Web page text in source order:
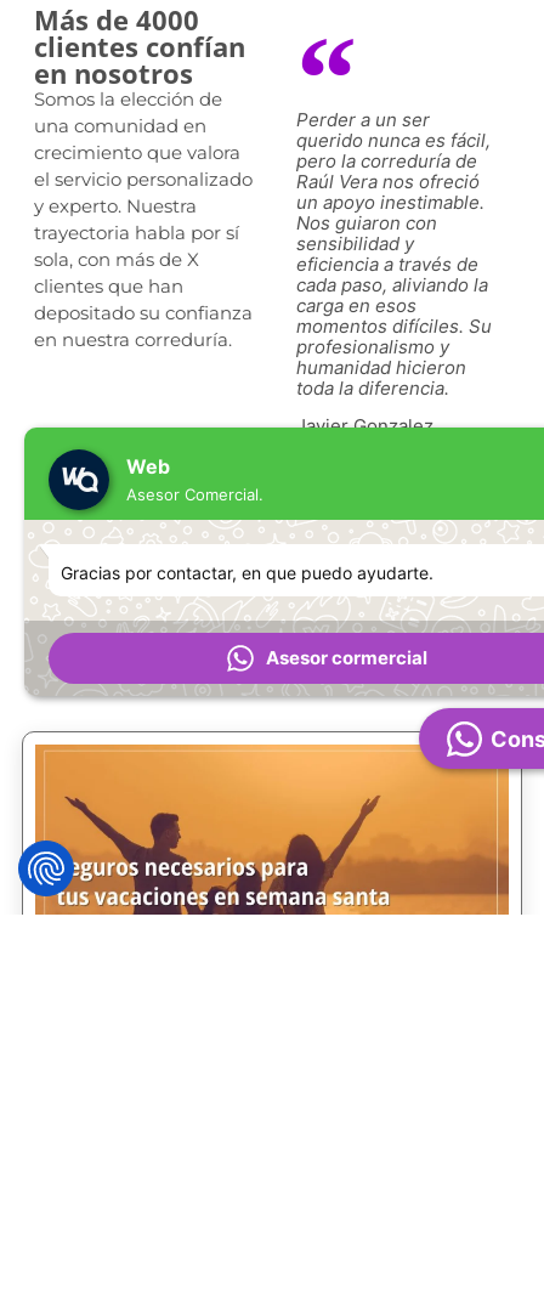
Más de 4000
clientes confían
en nosotros
Somos la elección de
una comunidad en
crecimiento que valora
el servicio personalizado
y experto. Nuestra
trayectoria habla por sí
sola, con más de X
clientes que han
depositado su confianza
en nuestra correduría.
Cuando un siniestro
amenazó con
interrumpir nuestro
negocio, el equipo de
Raúl intervino
rápidamente,
minimizando el impacto
y permitiéndonos
continuar nuestras
operaciones con poco
esfuerzo. Su
conocimiento y agilidad
devastadora.
Ceo-Condugas sl
Perder a un ser
querido nunca es fácil,
pero la correduría de
Raúl Vera nos ofreció
un apoyo inestimable.
Nos guiaron con
sensibilidad y
eficiencia a través de
cada paso, aliviando la
carga en esos
momentos difíciles. Su
profesionalismo y
humanidad hicieron
toda la diferencia.
Javier Gonzalez
Post sobre seguros para
particulares
Nuestra sección de noticias te mantiene informado
para que siempre estés un paso adelante.
Web
Asesor Comercial.
Gracias por contactar, en que puedo ayudarte.
Asesor cormercial